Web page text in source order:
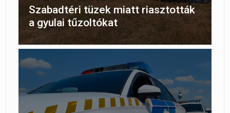
Szabadtéri tüzek miatt riasztották
a gyulai tűzoltókat